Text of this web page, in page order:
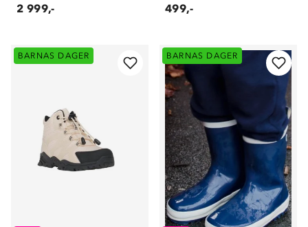
2 999,- 499,-
BARNAS DAGER BARNAS DAGER